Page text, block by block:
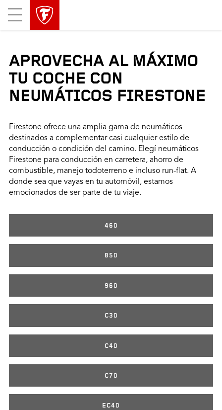
Mobile
Menu
APROVECHA AL MÁXIMO
TU COCHE CON
NEUMÁTICOS FIRESTONE
Firestone ofrece una amplia gama de neumáticos
destinados a complementar casi cualquier estilo de
conducción o condición del camino. Elegí neumáticos
Firestone para conducción en carretera, ahorro de
combustible, manejo todoterreno e incluso run-flat. A
donde sea que vayas en tu automóvil, estamos
emocionados de ser parte de tu viaje.
460
850
960
C30
C40
C70
EC40